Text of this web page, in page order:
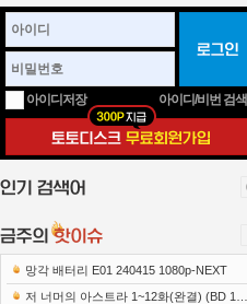
아이디저장 아이디/비번 검색
망각 배터리 E01 240415 1080p-NEXT
저 너머의 아스트라 1~12화(완결) (BD 192